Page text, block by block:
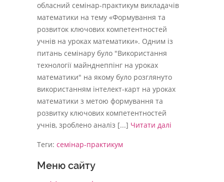
обласний семінар-практикум викладачів
математики на тему «Формування та
розвиток ключових компетентностей
учнів на уроках математики». Одним із
питань семінару було "Використання
технології майнднеппінг на уроках
математики" на якому було розглянуто
використанням інтелект-карт на уроках
математики з метою формування та
розвитку ключових компетентностей
учнів, зроблено аналіз [...] Читати далі
Теги: семінар-практикум
Меню сайту